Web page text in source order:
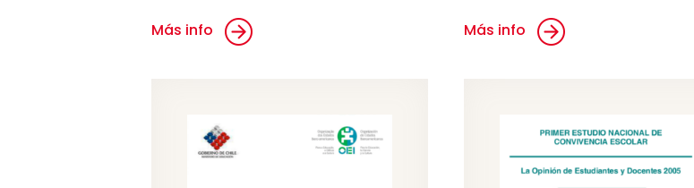
Más info Más info